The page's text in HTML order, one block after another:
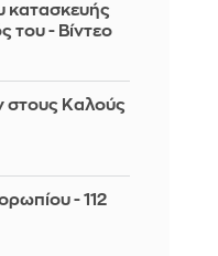
κατασκευής
του - Βίντεο
στους Καλούς
- 112